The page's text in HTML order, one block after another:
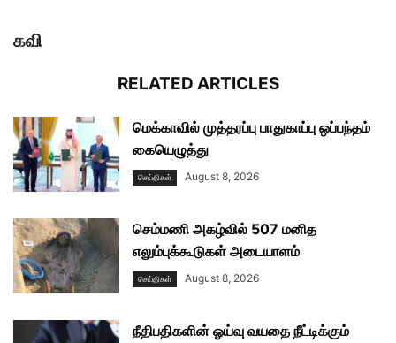
கவி
RELATED ARTICLES
மெக்காவில் முத்தரப்பு பாதுகாப்பு ஒப்பந்தம்
கையெழுத்து
செய்திகள் August 8, 2026
செம்மணி அகழ்வில் 507 மனித
எலும்புக்கூடுகள் அடையாளம்
செய்திகள் August 8, 2026
நீதிபதிகளின் ஓய்வு வயதை நீட்டிக்கும்